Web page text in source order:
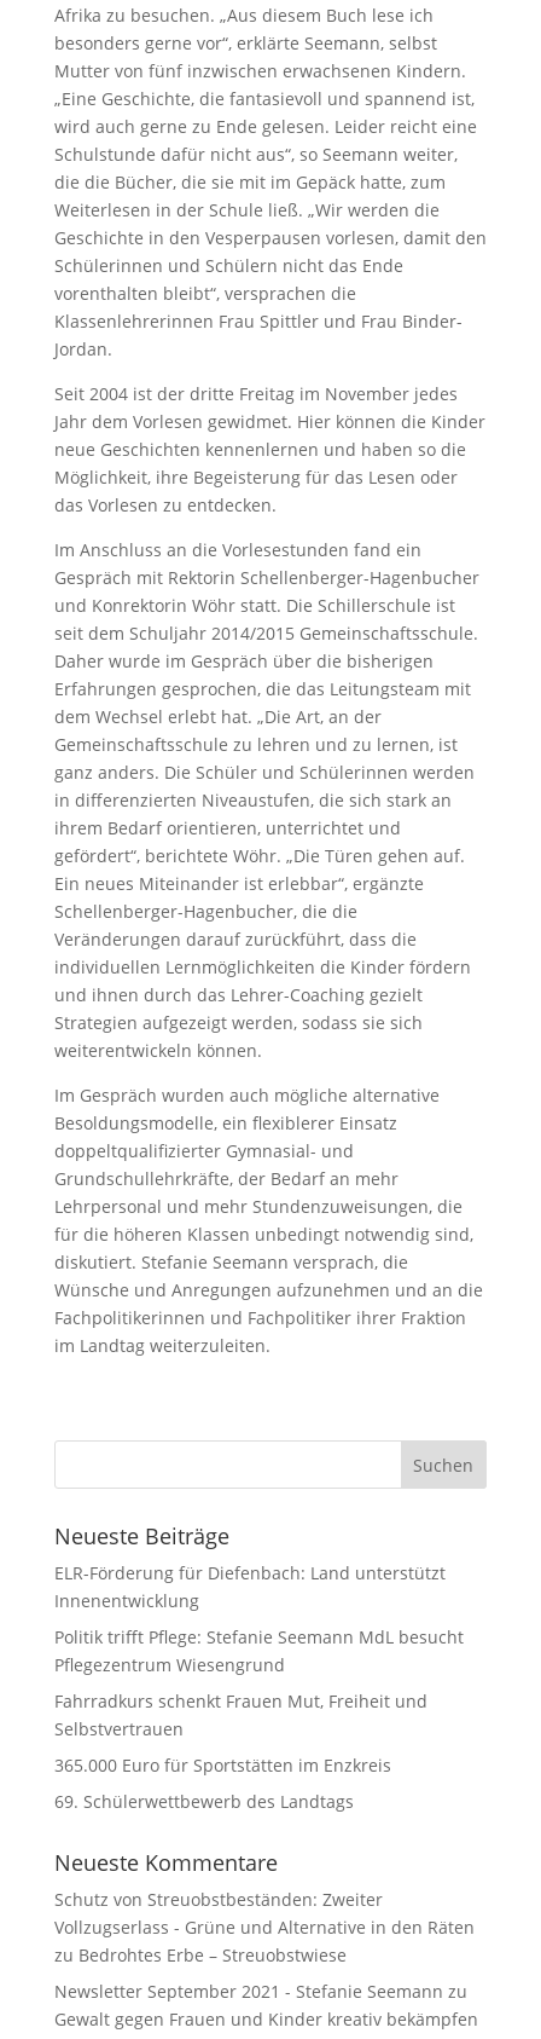
Afrika zu besuchen. „Aus diesem Buch lese ich
besonders gerne vor“, erklärte Seemann, selbst
Mutter von fünf inzwischen erwachsenen Kindern.
„Eine Geschichte, die fantasievoll und spannend ist,
wird auch gerne zu Ende gelesen. Leider reicht eine
Schulstunde dafür nicht aus“, so Seemann weiter,
die die Bücher, die sie mit im Gepäck hatte, zum
Weiterlesen in der Schule ließ. „Wir werden die
Geschichte in den Vesperpausen vorlesen, damit den
Schülerinnen und Schülern nicht das Ende
vorenthalten bleibt“, versprachen die
Klassenlehrerinnen Frau Spittler und Frau Binder-
Jordan.
Seit 2004 ist der dritte Freitag im November jedes
Jahr dem Vorlesen gewidmet. Hier können die Kinder
neue Geschichten kennenlernen und haben so die
Möglichkeit, ihre Begeisterung für das Lesen oder
das Vorlesen zu entdecken.
Im Anschluss an die Vorlesestunden fand ein
Gespräch mit Rektorin Schellenberger-Hagenbucher
und Konrektorin Wöhr statt. Die Schillerschule ist
seit dem Schuljahr 2014/2015 Gemeinschaftsschule.
Daher wurde im Gespräch über die bisherigen
Erfahrungen gesprochen, die das Leitungsteam mit
dem Wechsel erlebt hat. „Die Art, an der
Gemeinschaftsschule zu lehren und zu lernen, ist
ganz anders. Die Schüler und Schülerinnen werden
in differenzierten Niveaustufen, die sich stark an
ihrem Bedarf orientieren, unterrichtet und
gefördert“, berichtete Wöhr. „Die Türen gehen auf.
Ein neues Miteinander ist erlebbar“, ergänzte
Schellenberger-Hagenbucher, die die
Veränderungen darauf zurückführt, dass die
individuellen Lernmöglichkeiten die Kinder fördern
und ihnen durch das Lehrer-Coaching gezielt
Strategien aufgezeigt werden, sodass sie sich
weiterentwickeln können.
Im Gespräch wurden auch mögliche alternative
Besoldungsmodelle, ein flexiblerer Einsatz
doppeltqualifizierter Gymnasial- und
Grundschullehrkräfte, der Bedarf an mehr
Lehrpersonal und mehr Stundenzuweisungen, die
für die höheren Klassen unbedingt notwendig sind,
diskutiert. Stefanie Seemann versprach, die
Wünsche und Anregungen aufzunehmen und an die
Fachpolitikerinnen und Fachpolitiker ihrer Fraktion
im Landtag weiterzuleiten.
Neueste Beiträge
ELR-Förderung für Diefenbach: Land unterstützt
Innenentwicklung
Politik trifft Pflege: Stefanie Seemann MdL besucht
Pflegezentrum Wiesengrund
Fahrradkurs schenkt Frauen Mut, Freiheit und
Selbstvertrauen
365.000 Euro für Sportstätten im Enzkreis
69. Schülerwettbewerb des Landtags
Neueste Kommentare
Schutz von Streuobstbeständen: Zweiter
Vollzugserlass - Grüne und Alternative in den Räten
zu Bedrohtes Erbe – Streuobstwiese
Newsletter September 2021 - Stefanie Seemann zu
Gewalt gegen Frauen und Kinder kreativ bekämpfen